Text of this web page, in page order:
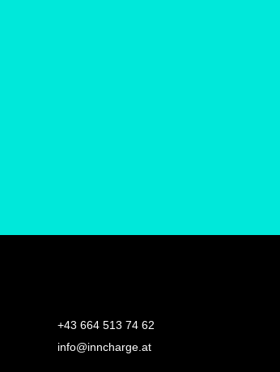
+43 664 513 74 62
info@inncharge.at